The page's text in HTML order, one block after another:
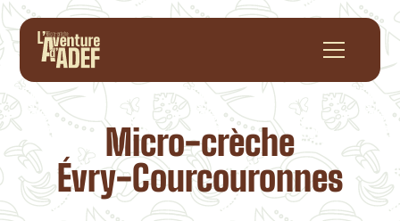
Micro-crèche
Évry-Courcouronnes